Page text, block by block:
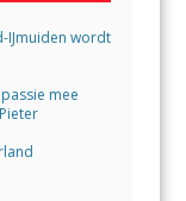
IJmuiden wordt
mee